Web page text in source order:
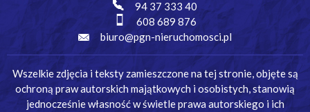
94 37 333 40
608 689 876
biuro@pgn-nieruchomosci.pl
Wszelkie zdjęcia i teksty zamieszczone na tej stronie, objęte są
ochroną praw autorskich majątkowych i osobistych, stanowią
jednocześnie własność w świetle prawa autorskiego i ich